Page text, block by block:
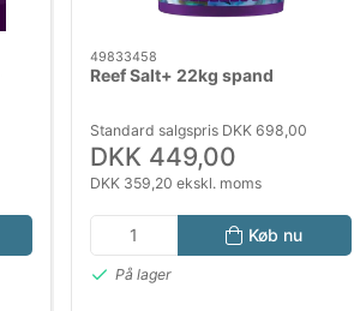
49833458
Reef Salt+ 22kg spand
Standard salgspris DKK 698,00
DKK 449,00
DKK 359,20 ekskl. moms
Køb nu
På lager